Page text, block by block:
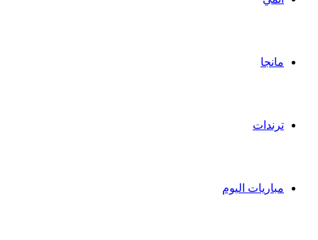
مانجا
ترندات
مباريات اليوم